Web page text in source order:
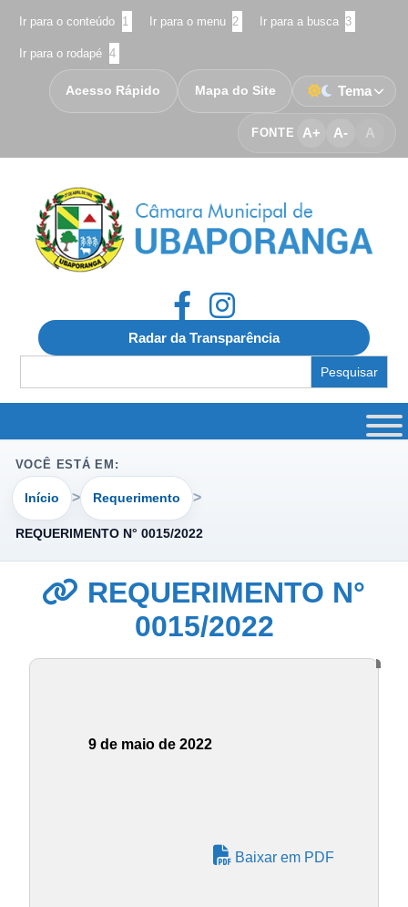
Ir para o conteúdo 1 Ir para o menu 2 Ir para a busca 3
Ir para o rodapé 4
FONTE A+ A- A
Acesso Rápido Mapa do Site Tema
Radar da Transparência
for:
VOCÊ ESTÁ EM:
Início Requerimento
REQUERIMENTO N° 0015/2022
REQUERIMENTO N°
0015/2022
9 de maio de 2022
Baixar em PDF